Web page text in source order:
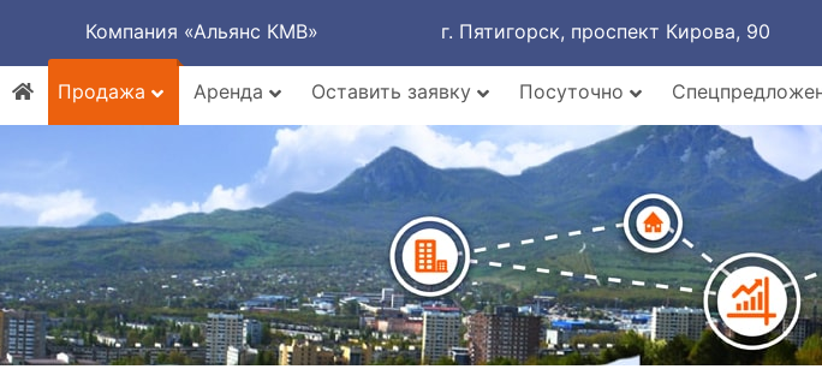
Компания «Альянс КМВ» г. Пятигорск, проспект Кирова, 90
Продажа
Аренда Оставить заявку Посуточно